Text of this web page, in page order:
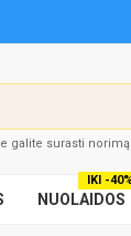
galite surasti
NUOLAIDOS
IKI -